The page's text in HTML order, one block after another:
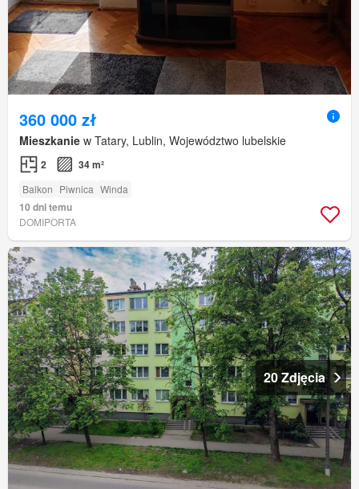
360 000 zł
Mieszkanie w Tatary, Lublin, Województwo lubelskie
2 34 m²
Balkon Piwnica Winda
10 dni temu
DOMIPORTA
20 Zdjęcia